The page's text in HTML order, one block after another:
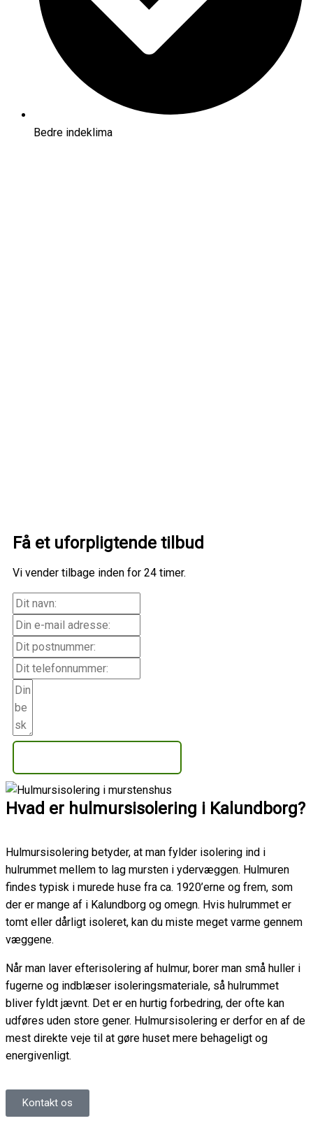
Bedre indeklima
Få et uforpligtende tilbud
Vi vender tilbage inden for 24 timer.
Hvad er hulmursisolering i Kalundborg?
Hulmursisolering betyder, at man fylder isolering ind i
hulrummet mellem to lag mursten i ydervæggen. Hulmuren
findes typisk i murede huse fra ca. 1920’erne og frem, som
der er mange af i Kalundborg og omegn. Hvis hulrummet er
tomt eller dårligt isoleret, kan du miste meget varme gennem
væggene.
Når man laver efterisolering af hulmur, borer man små huller i
fugerne og indblæser isoleringsmateriale, så hulrummet
bliver fyldt jævnt. Det er en hurtig forbedring, der ofte kan
udføres uden store gener. Hulmursisolering er derfor en af de
mest direkte veje til at gøre huset mere behageligt og
energivenligt.
Kontakt os